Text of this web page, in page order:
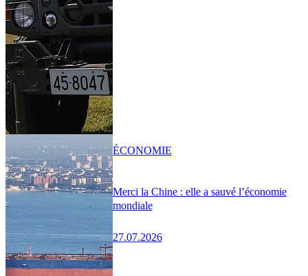
Merci la Chine : elle a sauvé l’économie
mondiale
27.07.2026
ÉCONOMIE